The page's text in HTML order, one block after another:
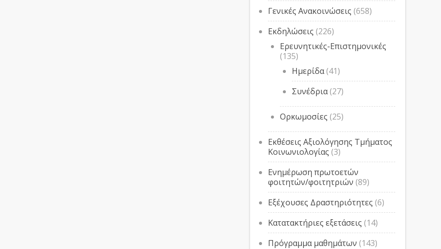
Γενικές Ανακοινώσεις (658)
Εκδηλώσεις (226)
Ερευνητικές-Επιστημονικές
(135)
Ημερίδα(41)
Συνέδρια(27)
Ορκωμοσίες (25)
Εκθέσεις Αξιολόγησης Τμήματος
Κοινωνιολογίας (3)
Ενημέρωση πρωτοετών
φοιτητών/φοιτητριών (89)
Εξέχουσες Δραστηριότητες (6)
Κατατακτήριες εξετάσεις (14)
Πρόγραμμα μαθημάτων (143)